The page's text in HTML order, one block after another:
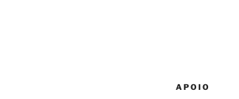
APOIO